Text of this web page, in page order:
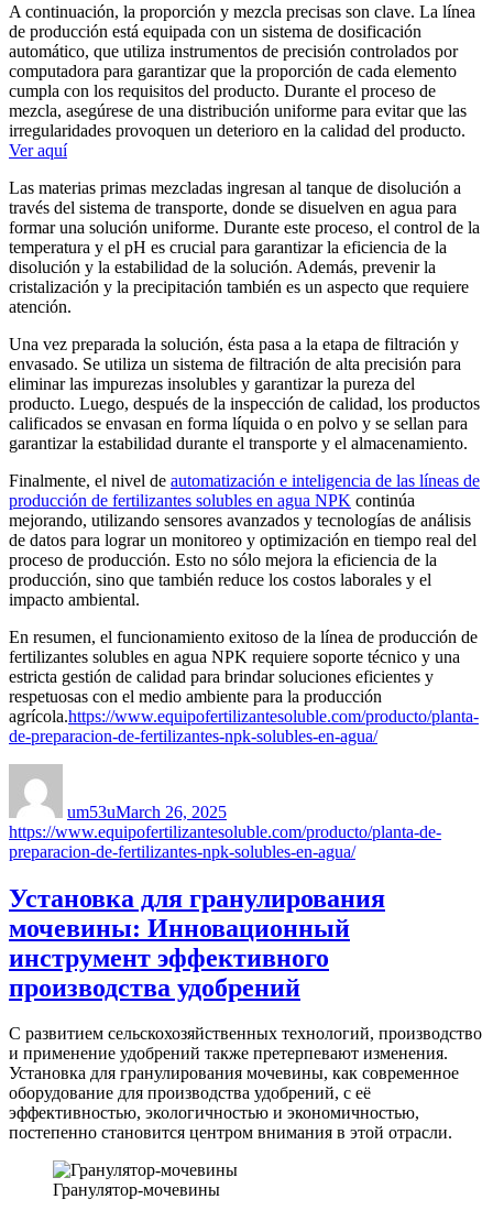
A continuación, la proporción y mezcla precisas son clave. La línea
de producción está equipada con un sistema de dosificación
automático, que utiliza instrumentos de precisión controlados por
computadora para garantizar que la proporción de cada elemento
cumpla con los requisitos del producto. Durante el proceso de
mezcla, asegúrese de una distribución uniforme para evitar que las
irregularidades provoquen un deterioro en la calidad del producto.
Ver aquí
Las materias primas mezcladas ingresan al tanque de disolución a
través del sistema de transporte, donde se disuelven en agua para
formar una solución uniforme. Durante este proceso, el control de la
temperatura y el pH es crucial para garantizar la eficiencia de la
disolución y la estabilidad de la solución. Además, prevenir la
cristalización y la precipitación también es un aspecto que requiere
atención.
Una vez preparada la solución, ésta pasa a la etapa de filtración y
envasado. Se utiliza un sistema de filtración de alta precisión para
eliminar las impurezas insolubles y garantizar la pureza del
producto. Luego, después de la inspección de calidad, los productos
calificados se envasan en forma líquida o en polvo y se sellan para
garantizar la estabilidad durante el transporte y el almacenamiento.
Finalmente, el nivel de automatización e inteligencia de las líneas de
producción de fertilizantes solubles en agua NPK continúa
mejorando, utilizando sensores avanzados y tecnologías de análisis
de datos para lograr un monitoreo y optimización en tiempo real del
proceso de producción. Esto no sólo mejora la eficiencia de la
producción, sino que también reduce los costos laborales y el
impacto ambiental.
En resumen, el funcionamiento exitoso de la línea de producción de
fertilizantes solubles en agua NPK requiere soporte técnico y una
estricta gestión de calidad para brindar soluciones eficientes y
respetuosas con el medio ambiente para la producción
agrícola.https://www.equipofertilizantesoluble.com/producto/planta-
de-preparacion-de-fertilizantes-npk-solubles-en-agua/
um53uMarch 26, 2025
https://www.equipofertilizantesoluble.com/producto/planta-de-
preparacion-de-fertilizantes-npk-solubles-en-agua/
Установка для гранулирования
мочевины: Инновационный
инструмент эффективного
производства удобрений
С развитием сельскохозяйственных технологий, производство
и применение удобрений также претерпевают изменения.
Установка для гранулирования мочевины, как современное
оборудование для производства удобрений, с её
эффективностью, экологичностью и экономичностью,
постепенно становится центром внимания в этой отрасли.
Гранулятор-мочевины